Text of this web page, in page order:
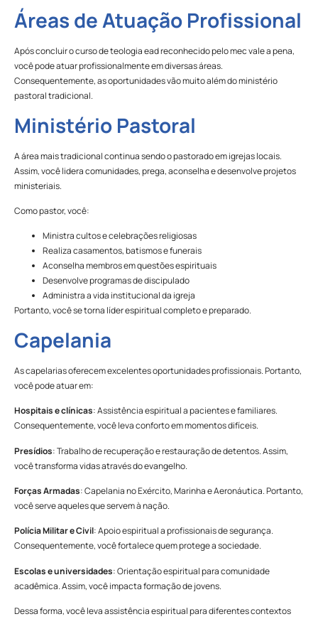
Áreas de Atuação Profissional
Após concluir o curso de teologia ead reconhecido pelo mec vale a pena,
você pode atuar profissionalmente em diversas áreas.
Consequentemente, as oportunidades vão muito além do ministério
pastoral tradicional.
Ministério Pastoral
A área mais tradicional continua sendo o pastorado em igrejas locais.
Assim, você lidera comunidades, prega, aconselha e desenvolve projetos
ministeriais.
Como pastor, você:
Ministra cultos e celebrações religiosas
Realiza casamentos, batismos e funerais
Aconselha membros em questões espirituais
Desenvolve programas de discipulado
Administra a vida institucional da igreja
Portanto, você se torna líder espiritual completo e preparado.
Capelania
As capelarias oferecem excelentes oportunidades profissionais. Portanto,
você pode atuar em:
Hospitais e clínicas: Assistência espiritual a pacientes e familiares.
Consequentemente, você leva conforto em momentos difíceis.
Presídios: Trabalho de recuperação e restauração de detentos. Assim,
você transforma vidas através do evangelho.
Forças Armadas: Capelania no Exército, Marinha e Aeronáutica. Portanto,
você serve aqueles que servem à nação.
Polícia Militar e Civil: Apoio espiritual a profissionais de segurança.
Consequentemente, você fortalece quem protege a sociedade.
Escolas e universidades: Orientação espiritual para comunidade
acadêmica. Assim, você impacta formação de jovens.
Dessa forma, você leva assistência espiritual para diferentes contextos